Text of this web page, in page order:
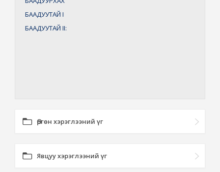
БААДУУТАЙ I
БААДУУТАЙ II:
Өргөн хэрэглээний үг
Явцуу хэрэглээний үг